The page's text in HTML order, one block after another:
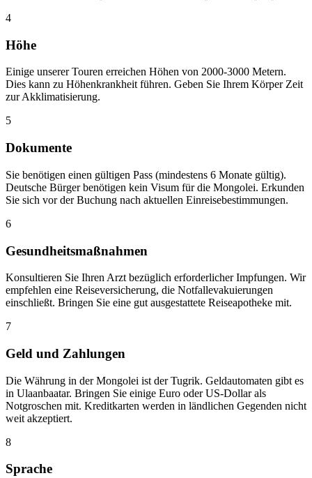
4
Höhe
Einige unserer Touren erreichen Höhen von 2000-3000 Metern.
Dies kann zu Höhenkrankheit führen. Geben Sie Ihrem Körper Zeit
zur Akklimatisierung.
5
Dokumente
Sie benötigen einen gültigen Pass (mindestens 6 Monate gültig).
Deutsche Bürger benötigen kein Visum für die Mongolei. Erkunden
Sie sich vor der Buchung nach aktuellen Einreisebestimmungen.
6
Gesundheitsmaßnahmen
Konsultieren Sie Ihren Arzt bezüglich erforderlicher Impfungen. Wir
empfehlen eine Reiseversicherung, die Notfallevakuierungen
einschließt. Bringen Sie eine gut ausgestattete Reiseapotheke mit.
7
Geld und Zahlungen
Die Währung in der Mongolei ist der Tugrik. Geldautomaten gibt es
in Ulaanbaatar. Bringen Sie einige Euro oder US-Dollar als
Notgroschen mit. Kreditkarten werden in ländlichen Gegenden nicht
weit akzeptiert.
8
Sprache